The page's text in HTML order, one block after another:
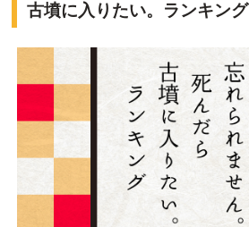
古墳に入りたい。ランキング